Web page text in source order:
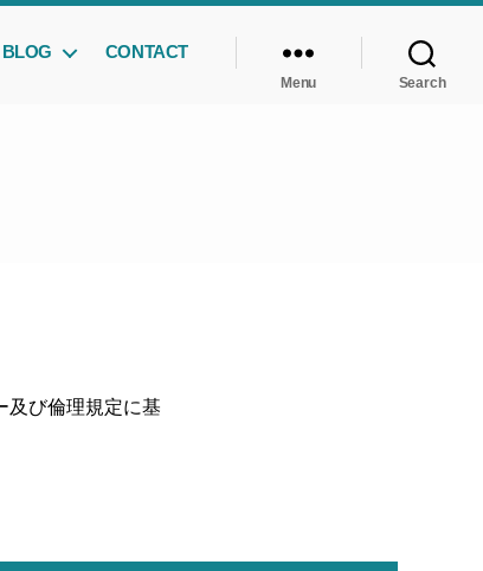
BLOG CONTACT
Menu Search
及び倫理規定に基